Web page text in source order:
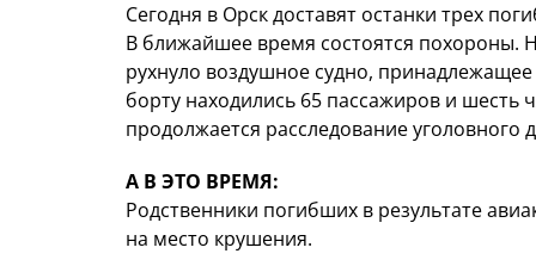
Сегодня в Орск доставят останки трех
В ближайшее время состоятся похороны.
рухнуло воздушное судно,
борту находились 65 пассажиров и шесть
продолжается расследование уголовного
А В ЭТО ВРЕМЯ:
Родственники погибших в результате
на место крушения.